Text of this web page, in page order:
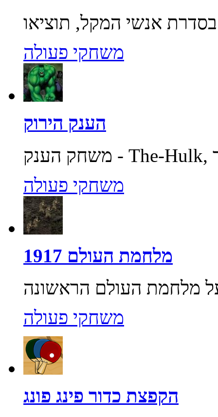
משחקי פעולה
הענק הירוק
משחקי פעולה
מלחמת העולם 1917
משחקי פעולה
הקפצת כדור פינג פונג